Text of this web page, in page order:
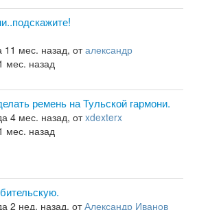
11 мес. назад, оталександр
мес. назад
ремень на Тульской гармони.
4 мес. назад, отxdexterx
мес. назад
2 нед. назад, отАлександр Иванов